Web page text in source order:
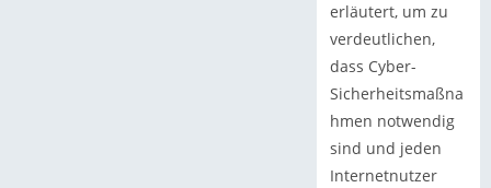
erläutert, um zu
verdeutlichen,
dass Cyber-
Sicherheitsmaßna
hmen notwendig
sind und jeden
Internetnutzer